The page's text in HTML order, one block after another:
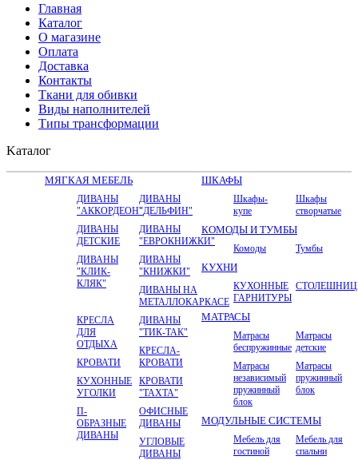
Главная
Каталог
О магазине
Оплата
Доставка
Контакты
Ткани для обивки
Виды наполнителей
Типы трансформации
Kаталог
МЯГКАЯ МЕБЕЛЬ
ДИВАНЫ
"АККОРДЕОН"
ДИВАНЫ
"ДЕЛЬФИН"
ДИВАНЫ
ДЕТСКИЕ
ДИВАНЫ
"ЕВРОКНИЖКИ"
ДИВАНЫ
"КЛИК-
КЛЯК"
ДИВАНЫ
"КНИЖКИ"
ДИВАНЫ НА
МЕТАЛЛОКАРКАСЕ
ДИВАНЫ
"ТИК-ТАК"
КРЕСЛА
ДЛЯ
ОТДЫХА
КРЕСЛА-
КРОВАТИ
КРОВАТИ
КРОВАТИ
"ТАХТА"
КУХОННЫЕ
УГОЛКИ
ОФИСНЫЕ
ДИВАНЫ
П-
ОБРАЗНЫЕ
ДИВАНЫ
УГЛОВЫЕ
ДИВАНЫ
ШКАФЫ
Шкафы-
купе
Шкафы
створчатые
КОМОДЫ И ТУМБЫ
Комоды Тумбы
КУХНИ
КУХОННЫЕ
ГАРНИТУРЫ
МАТРАСЫ
Матрасы
беспружинные
Матрасы
детские
Матрасы
независимый
пружинный
блок
Матрасы
пружинный
блок
МОДУЛЬНЫЕ СИСТЕМЫ
Мебель для
гостиной
Мебель для
спальни